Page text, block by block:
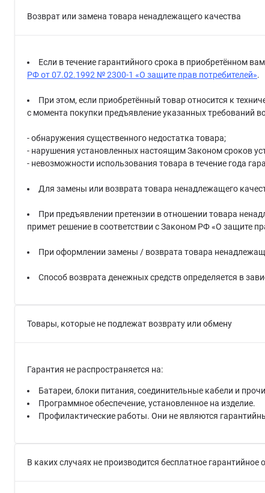
Возврат или замена товара ненадлежащего качества
Если в течение гарантийного срока в приобретённом
РФ от 07.02.1992 № 2300-1 «О защите прав потребителей».
При этом, если приобретённый товар относится к
с момента покупки предъявление указанных требований
- обнаружения существенного недостатка товара;
- нарушения установленных настоящим Законом сроков
- невозможности использования товара в течение года
Для замены или возврата товара ненадлежащего
При предъявлении претензии в отношении товара
примет решение в соответствии с Законом РФ «О защите
При оформлении замены / возврата товара
Способ возврата денежных средств определяется в
Товары, которые не подлежат возврату или обмену
Гарантия не распространяется на:
Батареи, блоки питания, соединительные кабели и
Программное обеспечение, установленное на изделие.
Профилактические работы. Они не являются
В каких случаях не производится бесплатное гарантийное